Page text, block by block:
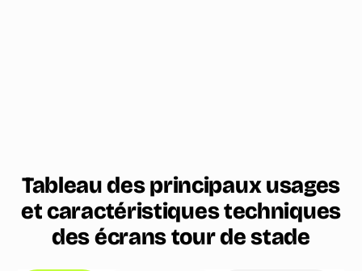
Tableau des principaux usages
et caractéristiques techniques
des écrans tour de stade